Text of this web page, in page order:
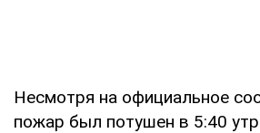
Несмотря на официальное
пожар был потушен в 5:40